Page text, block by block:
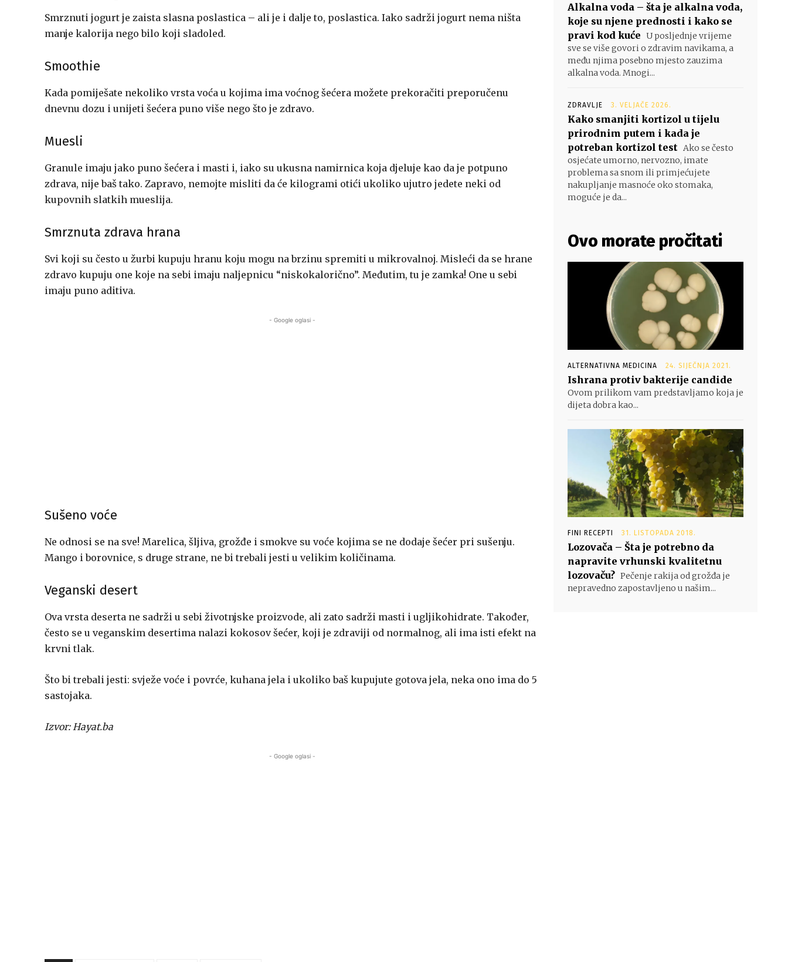
Smrznuti jogurt je zaista slasna poslastica – ali je i dalje to, poslastica. Iako sadrži jogurt nema ništa
manje kalorija nego bilo koji sladoled.
Smoothie
Kada pomiješate nekoliko vrsta voća u kojima ima voćnog šećera možete prekoračiti preporučenu
dnevnu dozu i unijeti šećera puno više nego što je zdravo.
Muesli
Granule imaju jako puno šećera i masti i, iako su ukusna namirnica koja djeluje kao da je potpuno
zdrava, nije baš tako. Zapravo, nemojte misliti da će kilogrami otići ukoliko ujutro jedete neki od
kupovnih slatkih mueslija.
Smrznuta zdrava hrana
Svi koji su često u žurbi kupuju hranu koju mogu na brzinu spremiti u mikrovalnoj. Misleći da se hrane
zdravo kupuju one koje na sebi imaju naljepnicu “niskokalorično”. Međutim, tu je zamka! One u sebi
imaju puno aditiva.
- Google oglasi -
Sušeno voće
Ne odnosi se na sve! Marelica, šljiva, grožđe i smokve su voće kojima se ne dodaje šećer pri sušenju.
Mango i borovnice, s druge strane, ne bi trebali jesti u velikim količinama.
Veganski desert
Ova vrsta deserta ne sadrži u sebi životnjske proizvode, ali zato sadrži masti i ugljikohidrate. Također,
često se u veganskim desertima nalazi kokosov šećer, koji je zdraviji od normalnog, ali ima isti efekt na
krvni tlak.
Što bi trebali jesti: svježe voće i povrće, kuhana jela i ukoliko baš kupujute gotova jela, neka ono ima do 5
sastojaka.
Izvor: Hayat.ba
- Google oglasi -
Alkalna voda – šta je alkalna voda,
koje su njene prednosti i kako se
pravi kod kuće U posljednje vrijeme
sve se više govori o zdravim navikama, a
među njima posebno mjesto zauzima
alkalna voda. Mnogi...
ZDRAVLJE 3. VELJAČE 2026.
Kako smanjiti kortizol u tijelu
prirodnim putem i kada je
potreban kortizol test Ako se često
osjećate umorno, nervozno, imate
problema sa snom ili primjećujete
nakupljanje masnoće oko stomaka,
moguće je da...
Ovo morate pročitati
ALTERNATIVNA MEDICINA 24. SIJEČNJA 2021.
Ishrana protiv bakterije candide
Ovom prilikom vam predstavljamo koja je
dijeta dobra kao...
FINI RECEPTI 31. LISTOPADA 2018.
Lozovača – Šta je potrebno da
napravite vrhunski kvalitetnu
lozovaču? Pečenje rakija od grožđa je
nepravedno zapostavljeno u našim...